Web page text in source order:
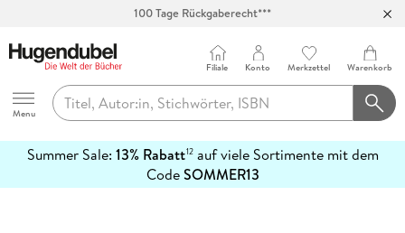
100 Tage Rückgaberecht***
Hugendubel
Menu
Filiale Konto Merkzettel Warenkorb
Summer Sale: 13% Rabatt12auf viele Sortimente mit dem
CodeSOMMER13
erfahren